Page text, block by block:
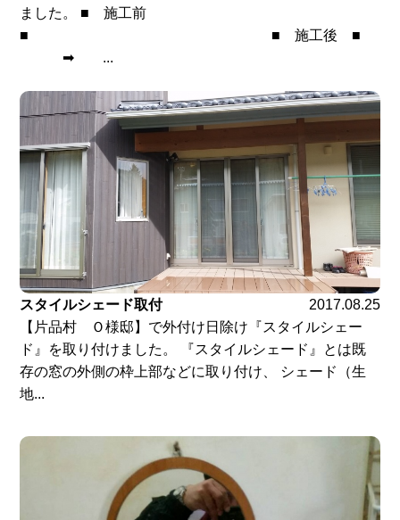
ました。 ■ 施工前
■ ■ 施工後 ■
➡ ...
スタイルシェード取付
2017.08.25
【片品村 Ｏ様邸】で外付け日除け『スタイルシェー
ド』を取り付けました。 『スタイルシェード』とは既
存の窓の外側の枠上部などに取り付け、 シェード（生
地...